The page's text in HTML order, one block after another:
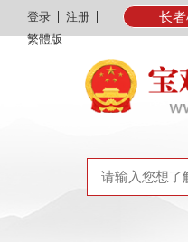
长
登录
注册
繁體版